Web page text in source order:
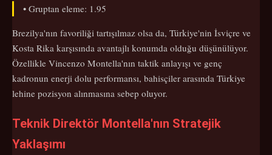
• Gruptan eleme: 1.95
Brezilya'nın favoriliği tartışılmaz olsa da, Türkiye'nin İsviçre ve
Kosta Rika karşısında avantajlı konumda olduğu düşünülüyor.
Özellikle Vincenzo Montella'nın taktik anlayışı ve genç
kadronun enerji dolu performansı, bahisçiler arasında Türkiye
lehine pozisyon alınmasına sebep oluyor.
Teknik Direktör Montella'nın Stratejik
Yaklaşımı